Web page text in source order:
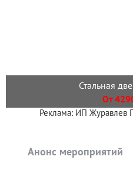
Стальная
От
Реклама: ИП Журавлев
Анонс мероприятий